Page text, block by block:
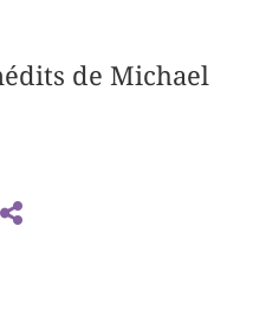
de Michael